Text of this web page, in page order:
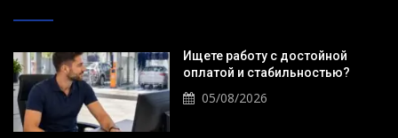
Ищете работу с достойной
оплатой и стабильностью?
05/08/2026